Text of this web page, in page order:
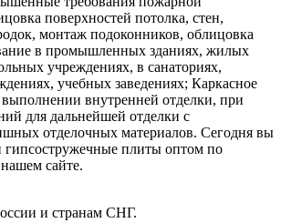
поверхностей потолка, стен,
монтаж подоконников, облицовка
в промышленных зданиях, жилых
учреждениях, в санаториях,
учебных заведениях; Каркасное
внутренней отделки, при
для дальнейшей отделки с
отделочных материалов. Сегодня вы
гипсостружечные плиты оптом по
сайте.
и странам СНГ.